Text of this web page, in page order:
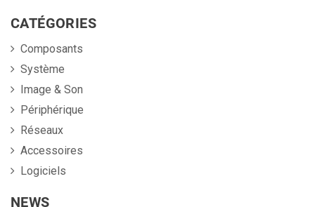
CATÉGORIES
Composants
Système
Image & Son
Périphérique
Réseaux
Accessoires
Logiciels
NEWS